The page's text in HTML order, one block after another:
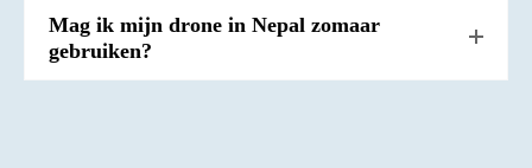
Mag ik mijn drone in Nepal zomaar
gebruiken?